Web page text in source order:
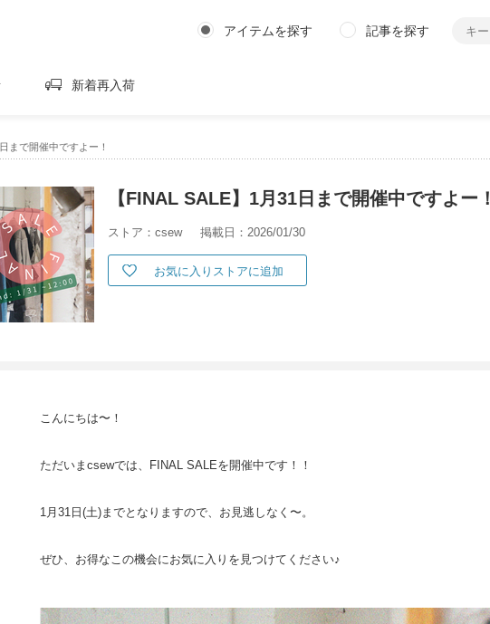
アイテムを探す 記事を探す
新着再入荷
まで開催中ですよー！
【FINAL SALE】1月31日まで開催中ですよー！
ストア：csew 掲載日：2026/01/30
お気に入りストアに追加
こんにちは〜！
ただいまcsewでは、FINAL SALEを開催中です！！
1月31日(土)までとなりますので、お見逃しなく〜。
ぜひ、お得なこの機会にお気に入りを見つけてください♪